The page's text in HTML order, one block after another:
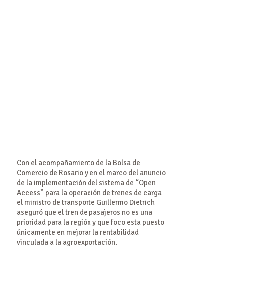
Con el acompañamiento de la Bolsa de
Comercio de Rosario y en el marco del anuncio
de la implementación del sistema de “Open
Access” para la operación de trenes de carga
el ministro de transporte Guillermo Dietrich
aseguró que el tren de pasajeros no es una
prioridad para la región y que foco esta puesto
únicamente en mejorar la rentabilidad
vinculada a la agroexportación.